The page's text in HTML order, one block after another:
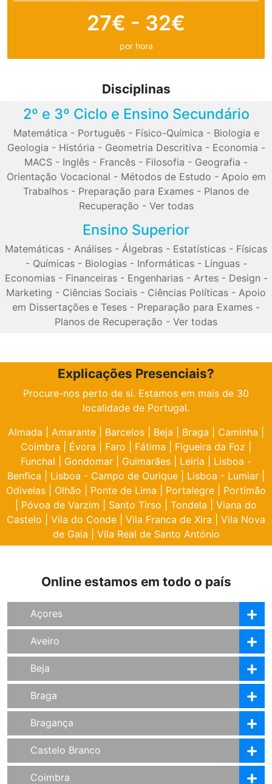
27€ - 32€
por hora
Disciplinas
2º e 3º Ciclo e Ensino Secundário
Matemática - Português- Físico-Química - Biologia e
Geologia - História - Geometria Descritiva - Economia -
MACS - Inglês - Francês - Filosofia - Geografia -
Orientação Vocacional - Métodos de Estudo - Apoio em
Trabalhos - Preparação para Exames - Planos de
Recuperação - Ver todas
Ensino Superior
Matemáticas - Análises - Álgebras - Estatísticas - Físicas
- Químicas- Biologias- Informáticas- Línguas-
Economias- Financeiras- Engenharias- Artes- Design -
Marketing - Ciências Sociais - Ciências Políticas - Apoio
em Dissertações e Teses - Preparação para Exames -
Planos de Recuperação - Ver todas
Explicações Presenciais?
Procure-nos perto de si. Estamos em mais de 30
localidade de Portugal.
Almada
Amarante Barcelos Beja Braga Caminha
Coimbra
Évora Faro Fátima Figueira da Foz
Funchal
Gondomar Guimarães Leiria
Lisboa -
Benfica
Lisboa - Campo de Ourique Lisboa - Lumiar
Odivelas
Olhão Ponte de Lima Portalegre
Portimão
Póvoa de Varzim Santo Tirso Tondela
Viana do
Castelo
Vila do Conde Vila Franca de Xira
Vila Nova
de Gaia
Vila Real de Santo António
Online estamos em todo o país
Açores
Aveiro
Beja
Braga
Bragança
Castelo Branco
Coimbra